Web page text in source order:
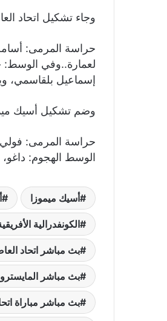
وجاء تشكيل اتحاد
حراسة المرمى:
لعمارة..وفي الوسط:
إسماعيل بلقاسمي،
وضم تشكيل أسيك
حراسة المرمى:
الوسط الهجوم:
أسيك ميموزا
الكونفدرالية
بث مباشر اتحاد
بث مباشر
بث مباشر مباراة